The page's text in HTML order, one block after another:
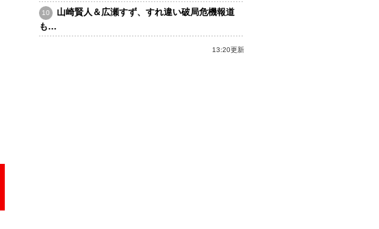
山崎賢人＆広瀬すず、すれ違い破局危機報道
も…
13:20更新